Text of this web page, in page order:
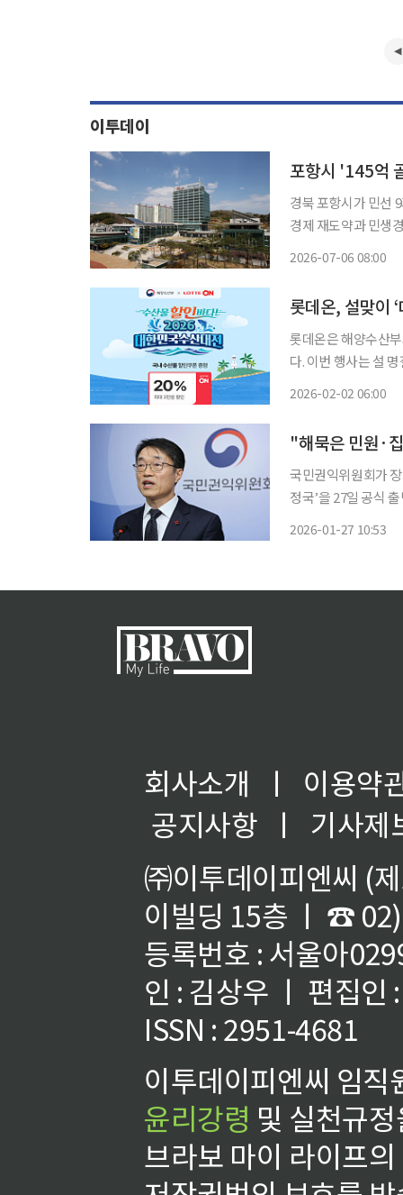
이투데이
포항시 '145억
경북 포항시가 민선 9
경제 재도약과 민생
2026-07-06 08:00
롯데온, 설맞이
롯데온은 해양수산
다. 이번 행사는 설 명절을 앞두고 장바구니 물가 부담이 커진 고물가 기조에서 우리 수산물 소
2026-02-02 06:00
"해묵은 민원·
국민권익위원회가
정국’을 27일 공식 출범시켰다. 국민권익위는 이날 오후 세종
2026-01-27 10:53
회사소개 ㅣ
이용약
공지사항
ㅣ
기사제
㈜이투데이피엔씨 (
이빌딩 15층 ㅣ ☎
등록번호 : 서울아
인 : 김상우 ㅣ 편집인
ISSN : 2951-4681
이투데이피엔씨 임
윤리강령 및 실천규
브라보 마이 라이프